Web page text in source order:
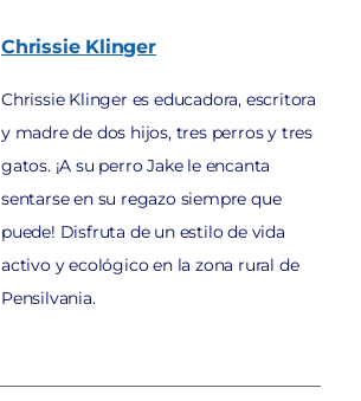
Chrissie Klinger
Chrissie Klinger es educadora, escritora
y madre de dos hijos, tres perros y tres
gatos. ¡A su perro Jake le encanta
sentarse en su regazo siempre que
puede! Disfruta de un estilo de vida
activo y ecológico en la zona rural de
Pensilvania.